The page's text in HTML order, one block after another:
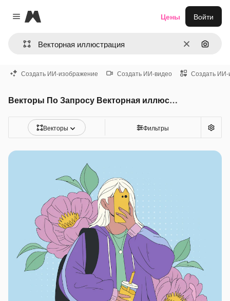
Close menu
Magnific
ОчиститьПоиск
Цены Войти
Создать ИИ-изображение Создать ИИ-видео Создать ИИ-
Векторы По Запросу Векторная иллюстрация
Векторы Фильтры